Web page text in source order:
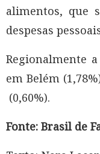
alimentos, que
despesas
Regionalmente
em Belém
(0,60%).
Fonte: Brasil de